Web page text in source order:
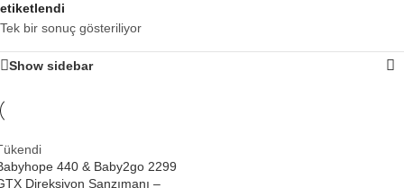
etiketlendi
Tek bir sonuç gösteriliyor
Show sidebar
440 & Baby2go 2299
Direksiyon Şanzımanı –